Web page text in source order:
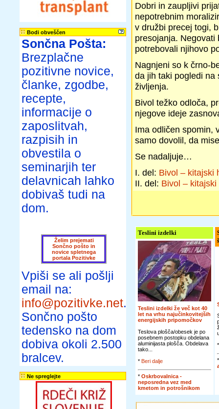
Bodi obveščen
Sončna Pošta:
Brezplačne
pozitivne novice,
članke, zgodbe,
recepte,
informacije o
zaposlitvah,
razpisih in
obvestila o
seminarjih ter
delavnicah lahko
dobivaš tudi na
dom.
Želim prejemati
Sončno pošto in
novice spletnega
portala Pozitivke
Vpiši se ali pošlji
email na:
info@pozitivke.net.
Sončno pošto
tedensko na dom
dobiva okoli 2.500
bralcev.
Ne spreglejte
Dobri in zaupljivi
nepotrebnim
v družbi precej togi,
presojanja.
potrebovali njihovo
Nagnjeni so k črno-
da jih taki pogledi na
življenja.
Bivol težko odloča,
njegove ideje
Ima odličen spomin,
samo dovolil, da
Se nadaljuje…
I. del: Bivol – kitajski
II. del: Bivol –
Teslini izdelki
Teslini izdelki že več kot 40
let na vrhu najučinkovitejših
energijskih pripomočkov
Teslova plošča/obesek je po
posebnem postopku obdelana
aluminijasta plošča. Obdelava
tako...
* Beri dalje
* Oskrbovalnica -
neposredna vez med
kmetom in potrošnikom